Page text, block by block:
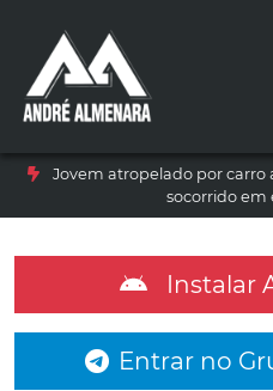
Jovem atropelado por carro
socorrido em
Instalar
Entrar no